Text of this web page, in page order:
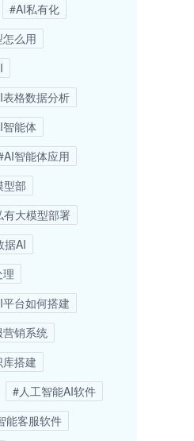
#AI私有化
么用
表格数据分析
智能体
智能体应用
型部
有大模型部署
据AI
台如何搭建
销系统
搭建
#人工智能AI软件
能客服软件